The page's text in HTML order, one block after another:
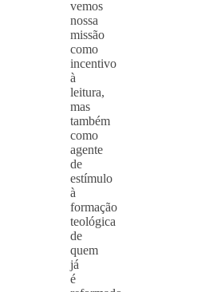
vemos
nossa
missão
como
incentivo
à
leitura,
mas
também
como
agente
de
estímulo
à
formação
teológica
de
quem
já
é